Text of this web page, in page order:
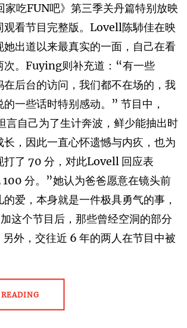
家吃FUN吧》第三季关丹篇特别放映
观看节⽬完整版。Lovell陈馷佳在映
她出道以来最真实的⼀⾯，⾃⼰在看
次。Fuying则补充道：“有⼀些
后台的访问，我们都不在场的，我
⼀些话时特别感动。” 节⽬中，
⾔⾃⼰为了⽣计奔波，鲜少能抽出时
长，因此⼀直⼼怀遗憾与内疚，也为
打了 70 分，对此Lovell 回应表
分。”她认为爸爸愿意在镜头前
爱，本⾝就是⼀件极具勇⽓的事，
这个节⽬后，那些曾经空洞的部分
外，交往近 6 年的两⼈在节⽬中被